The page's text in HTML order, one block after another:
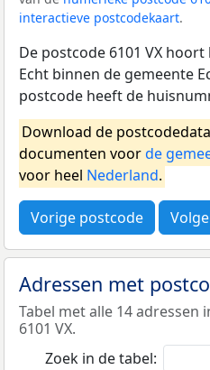
interactieve postcodekaart.
De postcode 6101 VX hoort
Echt binnen de gemeente
postcode heeft de
Download de
documenten voorde
voor heel Nederland.
Vorige postcode
Adressen met
Tabel met alle 14 adressen
6101 VX.
Zoek in de tabel: